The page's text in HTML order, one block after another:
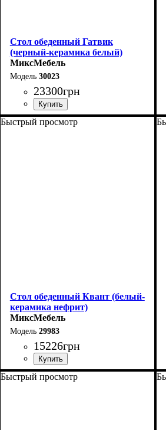
Стол обеденный Гатвик
(черный-керамика белый)
МиксМебель
30023
23300грн
Быстрый просмотр
Стол обеденный Квант (белый-
керамика нефрит)
МиксМебель
29983
15226грн
Быстрый просмотр